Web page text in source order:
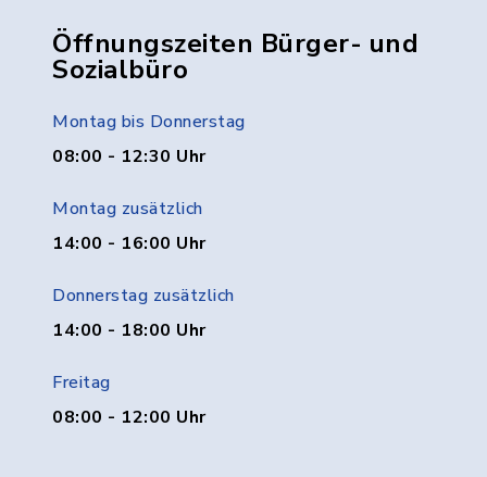
Öffnungszeiten Bürger- und
Sozialbüro
Montag bis Donnerstag
08:00 - 12:30 Uhr
Montag zusätzlich
14:00 - 16:00 Uhr
Donnerstag zusätzlich
14:00 - 18:00 Uhr
Freitag
08:00 - 12:00 Uhr